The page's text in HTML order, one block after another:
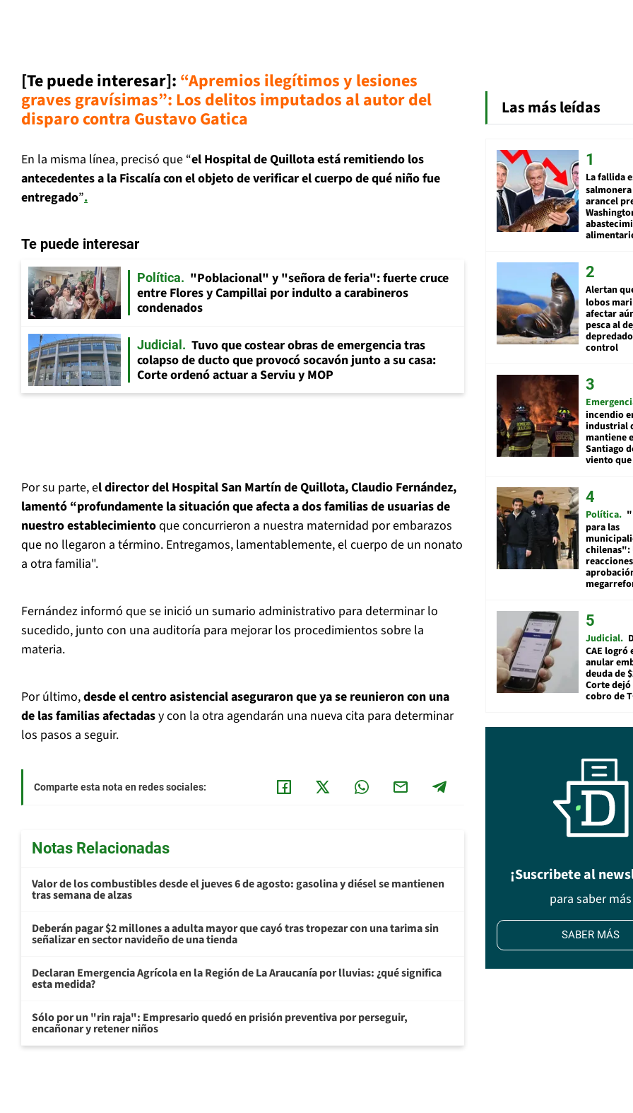
[Te puede interesar]: “Apremios ilegítimos y lesiones
graves gravísimas”: Los delitos imputados al autor del
disparo contra Gustavo Gatica
En la misma línea, precisó que “el Hospital de Quillota está remitiendo los
antecedentes a la Fiscalía con el objeto de verificar el cuerpo de qué niño fue
entregado”.
Te puede interesar
Política
"Poblacional" y "señora de feria": fuerte cruce
entre Flores y Campillai por indulto a carabineros
condenados
Judicial
Tuvo que costear obras de emergencia tras
colapso de ducto que provocó socavón junto a su casa:
Corte ordenó actuar a Serviu y MOP
Por su parte, el director del Hospital San Martín de Quillota, Claudio Fernández,
lamentó “profundamente la situación que afecta a dos familias de usuarias de
nuestro establecimientoque concurrieron a nuestra maternidad por embarazos
que no llegaron a término. Entregamos, lamentablemente, el cuerpo de un nonato
a otra familia".
Fernández informó que se inició un sumario administrativo para determinar lo
sucedido, junto con una auditoría para mejorar los procedimientos sobre la
materia.
Por último,desde el centro asistencial aseguraron que ya se reunieron con una
de las familias afectadasy con la otra agendarán una nueva cita para determinar
los pasos a seguir.
Comparte esta nota en redes sociales:
Notas Relacionadas
Valor de los combustibles desde el jueves 6 de agosto: gasolina y diésel se mantienen
tras semana de alzas
Deberán pagar $2 millones a adulta mayor que cayó tras tropezar con una tarima sin
señalizar en sector navideño de una tienda
Declaran Emergencia Agrícola en la Región de La Araucanía por lluvias: ¿qué significa
esta medida?
Sólo por un "rin raja": Empresario quedó en prisión preventiva por perseguir,
encañonar y retener niños
Las más leídas
La fallida
arancel
Alertan
lobos
afectar
pesca al
control
incendio
industrial
mantiene
Santiago
viento que
Política
para las
chilenas":
Judicial
CAE logró
anular
deuda de
Corte
cobro de
¡Suscribete al
para saber más
SABER MÁS